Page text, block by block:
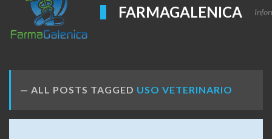
FARMAGALENICA
ALL POSTS TAGGED USO VETERINARIO